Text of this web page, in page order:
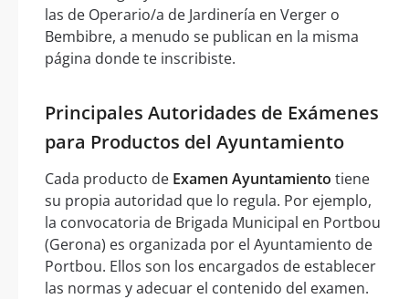
las de Operario/a de Jardinería en Verger o
Bembibre, a menudo se publican en la misma
página donde te inscribiste.
Principales Autoridades de Exámenes
para Productos del Ayuntamiento
Cada producto de Examen Ayuntamiento tiene
su propia autoridad que lo regula. Por ejemplo,
la convocatoria de Brigada Municipal en Portbou
(Gerona) es organizada por el Ayuntamiento de
Portbou. Ellos son los encargados de establecer
las normas y adecuar el contenido del examen.